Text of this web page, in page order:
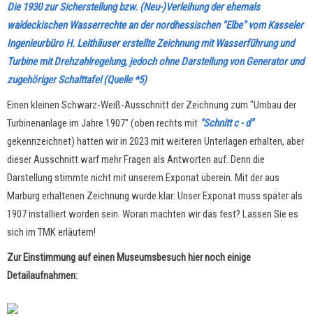
Die 1930 zur Sicherstellung bzw. (Neu-)Verleihung der ehemals
waldeckischen Wasserrechte an der nordhessischen "Elbe" vom Kasseler
Ingenieurbüro H. Leithäuser erstellte Zeichnung mit Wasserführung und
Turbine mit Drehzahlregelung, jedoch ohne Darstellung von Generator und
zugehöriger Schalttafel (Quelle *5)
Einen kleinen Schwarz-Weiß-Ausschnitt der Zeichnung zum "Umbau der
Turbinenanlage im Jahre 1907" (oben rechts mit "Schnitt c - d"
gekennzeichnet) hatten wir in 2023 mit weiteren Unterlagen erhalten, aber
dieser Ausschnitt warf mehr Fragen als Antworten auf. Denn die
Darstellung stimmte nicht mit unserem Exponat überein. Mit der aus
Marburg erhaltenen Zeichnung wurde klar: Unser Exponat muss später als
1907 installiert worden sein. Woran machten wir das fest? Lassen Sie es
sich im TMK erläutern!
Zur Einstimmung auf einen Museumsbesuch hier noch einige
Detailaufnahmen: